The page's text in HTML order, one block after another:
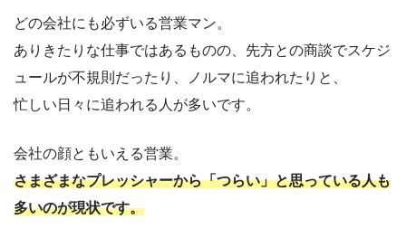
どの会社にも必ずいる営業マン。
ありきたりな仕事ではあるものの、先方との商談でスケジ
ュールが不規則だったり、ノルマに追われたりと、
忙しい日々に追われる人が多いです。
会社の顔ともいえる営業。
さまざまなプレッシャーから「つらい」と思っている人も
多いのが現状です。